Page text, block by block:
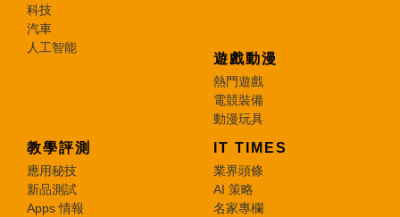
科技
汽車
人工智能
遊戲動漫
熱門遊戲
電競裝備
動漫玩具
教學評測
應用秘技
新品測試
Apps 情報
IT TIMES
業界頭條
AI 策略
名家專欄